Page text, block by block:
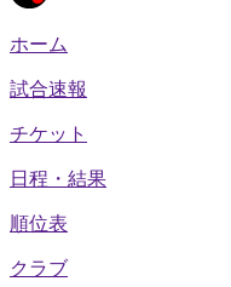
ホーム
試合速報
チケット
日程・結果
順位表
クラブ